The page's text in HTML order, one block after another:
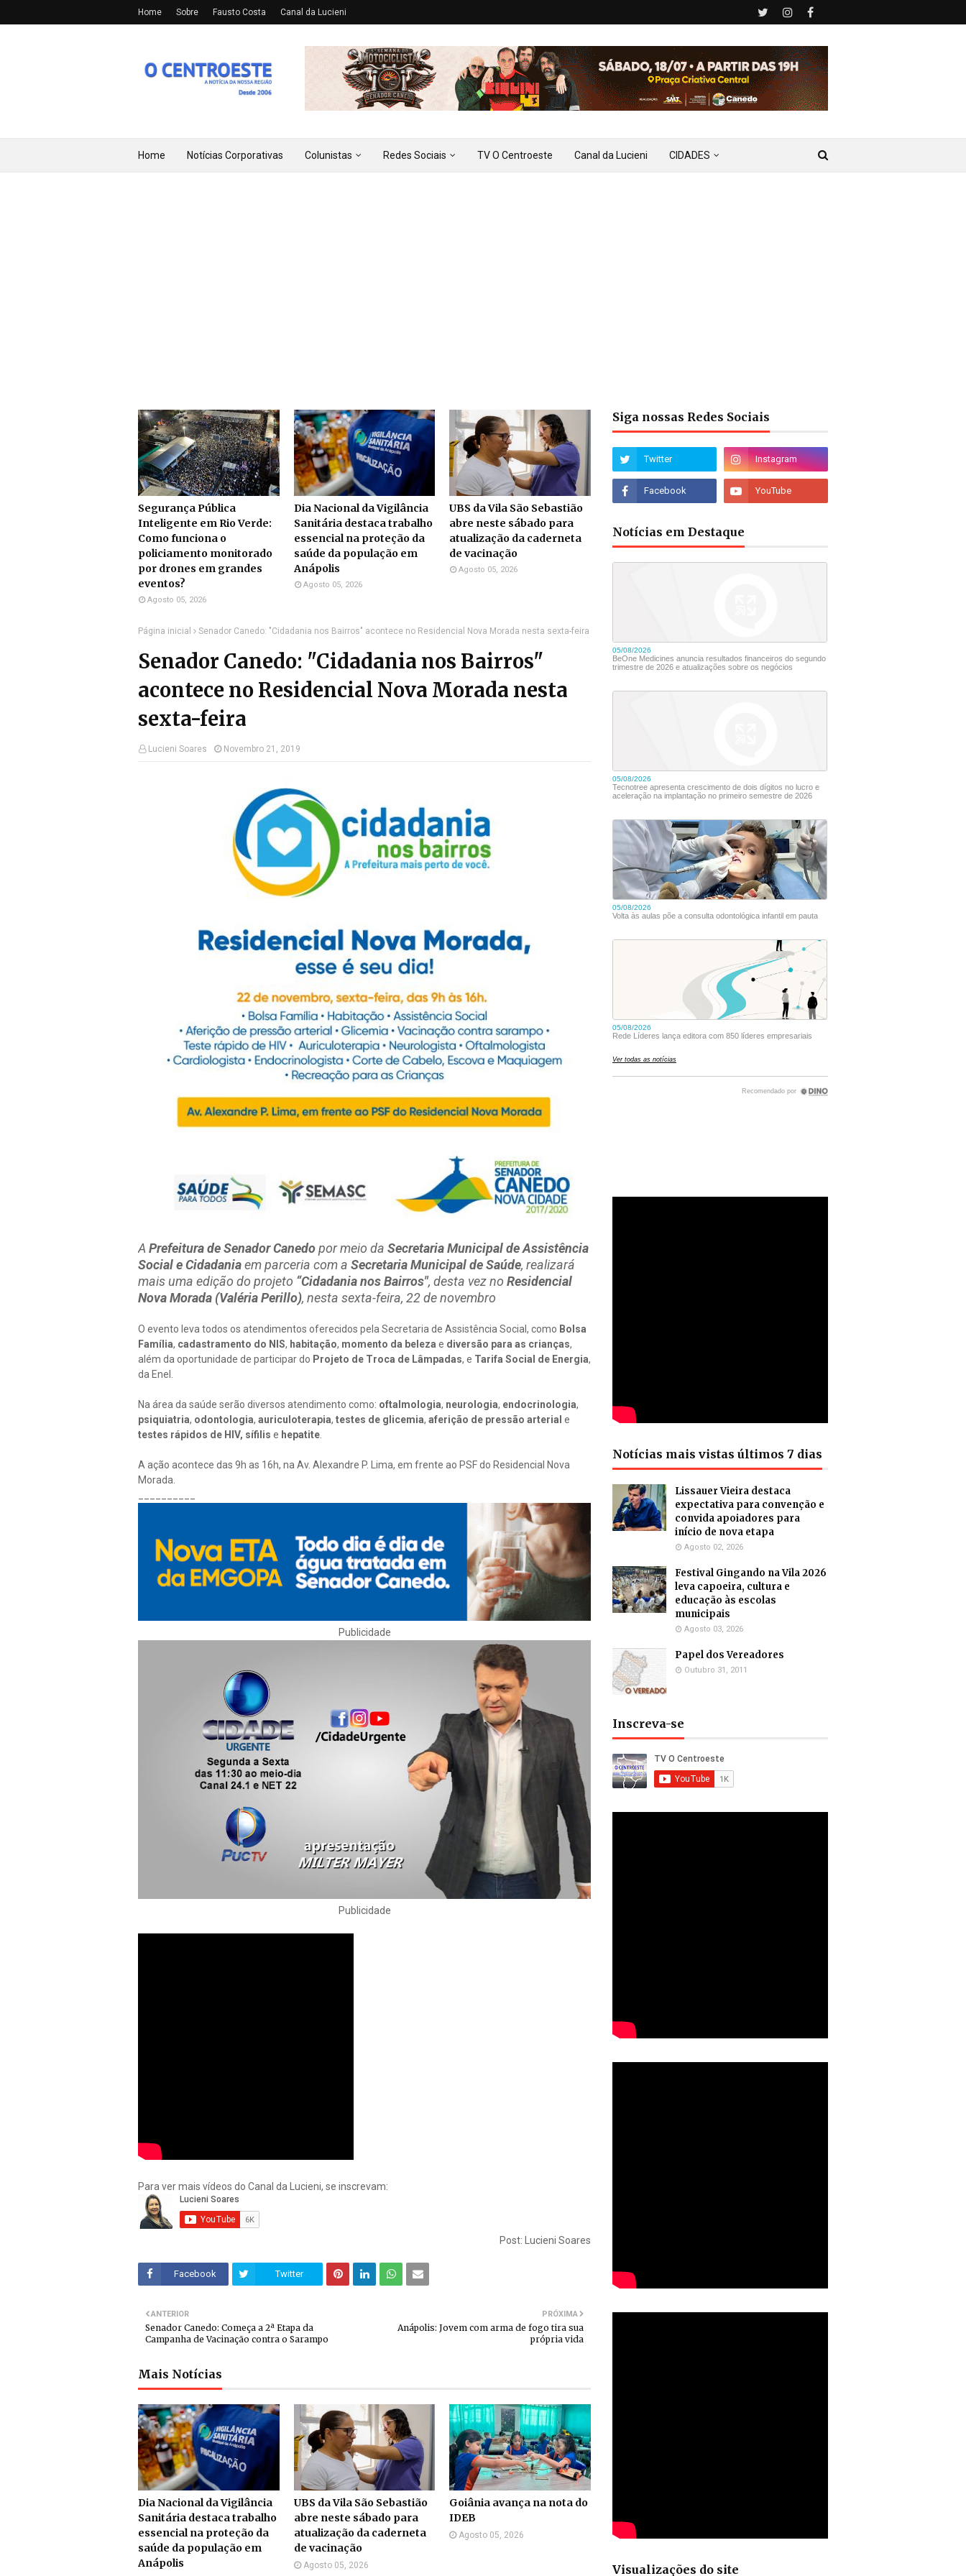
Home Sobre Fausto Costa Canal da Lucieni
Home Notícias Corporativas Colunistas Redes Sociais TV O Centroeste Canal da Lucieni CIDADES
Segurança Pública
Inteligente em Rio Verde:
Como funciona o
policiamento monitorado
por drones em grandes
eventos?
Agosto 05, 2026
Dia Nacional da Vigilância
Sanitária destaca trabalho
essencial na proteção da
saúde da população em
Anápolis
Agosto 05, 2026
UBS da Vila São Sebastião
abre neste sábado para
atualização da caderneta
de vacinação
Agosto 05, 2026
Página inicial Senador Canedo: "Cidadania nos Bairros" acontece no Residencial Nova Morada nesta sexta-feira
Senador Canedo: "Cidadania nos Bairros"
acontece no Residencial Nova Morada nesta
sexta-feira
Lucieni Soares Novembro 21, 2019
A Prefeitura de Senador Canedopor meio da Secretaria Municipal de Assistência
Social e Cidadaniaem parceria com a Secretaria Municipal de Saúde, realizará
mais uma edição do projeto “Cidadania nos Bairros", desta vez no Residencial
Nova Morada (Valéria Perillo), nesta sexta-feira, 22 de novembro
O evento leva todos os atendimentos oferecidos pela Secretaria de Assistência Social, como Bolsa
Família, cadastramento do NIS, habitação, momento da beleza e diversão para as crianças,
além da oportunidade de participar do Projeto de Troca de Lâmpadas, e Tarifa Social de Energia,
da Enel.
Na área da saúde serão diversos atendimento como: oftalmologia, neurologia, endocrinologia,
psiquiatria, odontologia, auriculoterapia, testes de glicemia, aferição de pressão arterial e
testes rápidos de HIV, sífilis e hepatite
A ação acontece das 9h as 16h, na Av. Alexandre P. Lima, em frente ao PSF do Residencial Nova
Morada.
Publicidade
Publicidade
Para ver mais vídeos do Canal da Lucieni, se inscrevam:
Post: Lucieni Soares
Facebook Twitter
PRÓXIMA
Anápolis: Jovem com arma de fogo tira sua
própria vida
ANTERIOR
Senador Canedo: Começa a 2ª Etapa da
Campanha de Vacinação contra o Sarampo
Mais Notícias
Dia Nacional da Vigilância
Sanitária destaca trabalho
essencial na proteção da
saúde da população em
Anápolis
UBS da Vila São Sebastião
abre neste sábado para
atualização da caderneta
de vacinação
Agosto 05, 2026
Goiânia avança na nota do
IDEB
Agosto 05, 2026
Siga nossas Redes Sociais
Notícias em Destaque
Notícias mais vistas últimos 7 dias
Lissauer Vieira destaca
expectativa para convenção e
convida apoiadores para
início de nova etapa
Agosto 02, 2026
Festival Gingando na Vila 2026
leva capoeira, cultura e
educação às escolas
municipais
Agosto 03, 2026
Papel dos Vereadores
Outubro 31, 2011
Inscreva-se
Visualizações do site